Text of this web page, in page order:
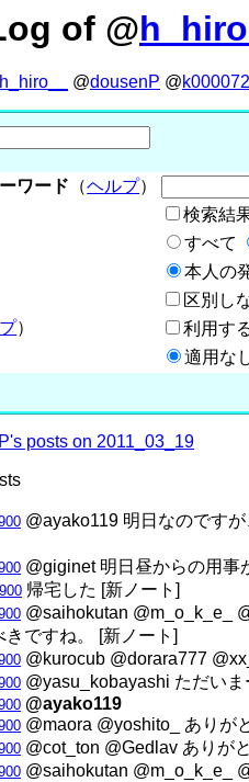
of @h_hiro_
@dousenP @k000072
ワード （ヘルプ）
検索結
すべて
本人の
区別し
）
利用す
適用な
posts on 2011_03_19
@ayako119 明日なのです
@giginet 明日昼からの用
帰宅した [新ノート]
@saihokutan @m_o_k_e_
ですね。 [新ノート]
@kurocub @dorara777
@yasu_kobayashi ただい
@ayako119
@maora @yoshito_ ありが
@cot_ton @Gedlav ありが
@saihokutan @m_o_k_e_